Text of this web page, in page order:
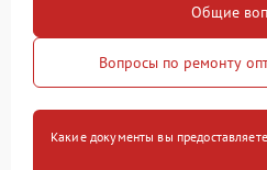
Общие
Вопросы по ремонту
Какие документы вы